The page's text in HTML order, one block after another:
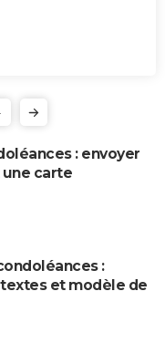
: envoyer
carte
:
et modèle de